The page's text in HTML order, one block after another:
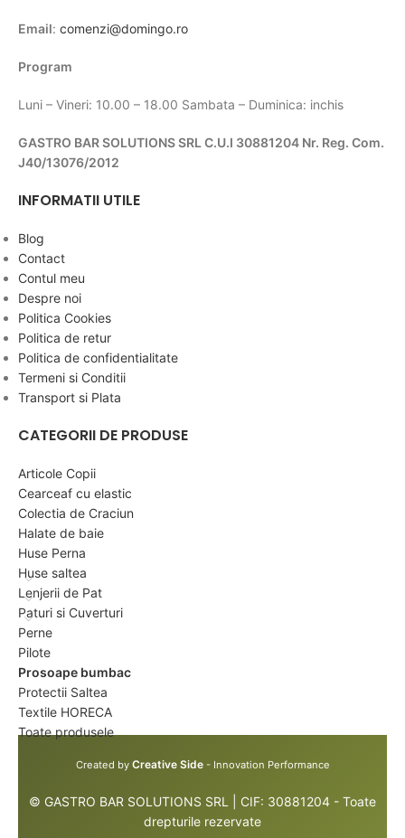
Email: comenzi@domingo.ro
Program
Luni – Vineri: 10.00 – 18.00 Sambata – Duminica: inchis
GASTRO BAR SOLUTIONS SRL C.U.I 30881204 Nr. Reg. Com.
J40/13076/2012
INFORMATII UTILE
Blog
Contact
Contul meu
Despre noi
Politica Cookies
Politica de retur
Politica de confidentialitate
Termeni si Conditii
Transport si Plata
CATEGORII DE PRODUSE
Articole Copii
Cearceaf cu elastic
Colectia de Craciun
Halate de baie
Huse Perna
Huse saltea
Lenjerii de Pat
Paturi si Cuverturi
Perne
Pilote
Prosoape bumbac
Protectii Saltea
Textile HORECA
Toate produsele
Created by Creative Side- Innovation Performance
© GASTRO BAR SOLUTIONS SRL | CIF: 30881204 - Toate
drepturile rezervate